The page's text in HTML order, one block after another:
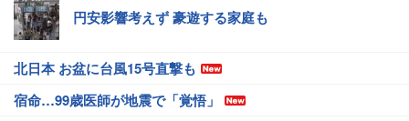
円安影響考えず 豪遊する家庭も
北日本 お盆に台風15号直撃も
宿命…99歳医師が地震で「覚悟」